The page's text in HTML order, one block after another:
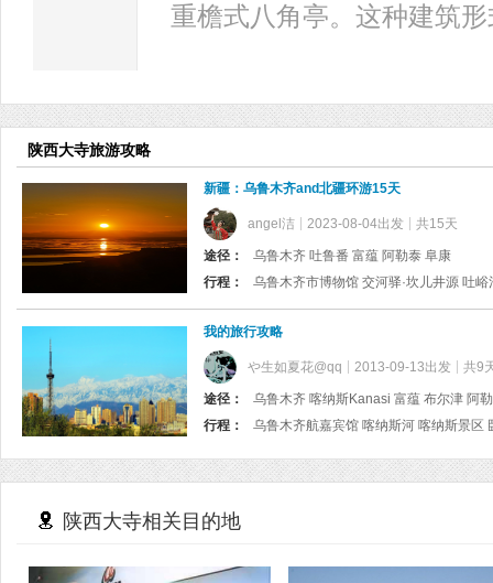
重檐式八角亭。这种建筑
陕西大寺旅游攻略
新疆：乌鲁木齐and北疆环游15天
angel洁 2023-08-04出发 共15天
途径：
乌鲁木齐 吐鲁番 富蕴 阿勒泰 阜康
行程：
我的旅行攻略
や生如夏花@qq 2013-09-13出发 共9
途径：
乌鲁木齐 喀纳斯Kanasi 富蕴 布尔津 阿
行程：
陕西大寺相关目的地